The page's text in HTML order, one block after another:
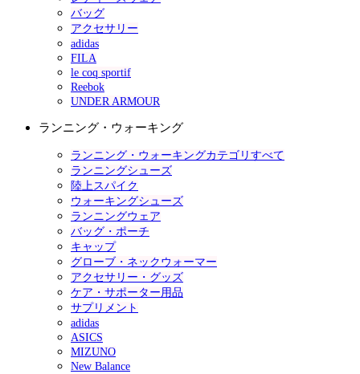
バッグ
アクセサリー
adidas
FILA
le coq sportif
Reebok
UNDER ARMOUR
ランニング・ウォーキング
ランニング・ウォーキングカテゴリすべて
ランニングシューズ
陸上スパイク
ウォーキングシューズ
ランニングウェア
バッグ・ポーチ
キャップ
グローブ・ネックウォーマー
アクセサリー・グッズ
ケア・サポーター用品
サプリメント
adidas
ASICS
MIZUNO
New Balance